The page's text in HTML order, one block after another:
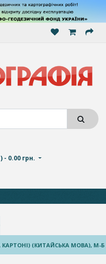
- 0.00 грн.
(КИТАЙСЬКА МОВА), М-Б